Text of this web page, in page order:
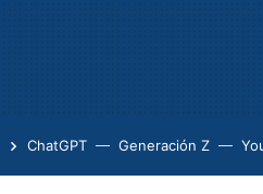
ChatGPT Generación Z